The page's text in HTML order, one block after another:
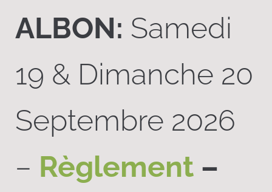
ALBON: Samedi
19 & Dimanche 20
Septembre 2026
– Règlement –